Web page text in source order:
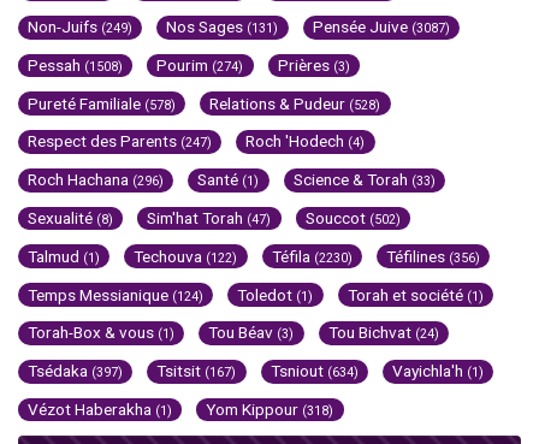
Non-Juifs (249) Nos Sages (131) Pensée Juive (3087)
Pessah (1508) Pourim (274) Prières (3)
Pureté Familiale (578) Relations & Pudeur (528)
Respect des Parents (247) Roch 'Hodech (4)
Roch Hachana (296) Santé (1) Science & Torah (33)
Sexualité (8) Sim'hat Torah (47) Souccot (502)
Talmud (1) Techouva (122) Téfila (2230) Téfilines (356)
Temps Messianique (124) Toledot (1) Torah et société (1)
Torah-Box & vous (1) Tou Béav (3) Tou Bichvat (24)
Tsédaka (397) Tsitsit (167) Tsniout (634) Vayichla'h (1)
Vézot Haberakha (1) Yom Kippour (318)